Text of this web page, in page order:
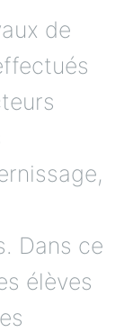
de
Dans ce
élèves